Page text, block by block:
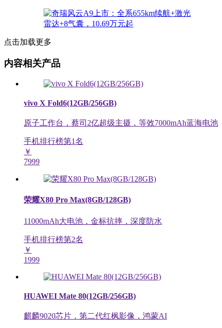
点击加载更多
内容相关产品
vivo X Fold6(12GB/256GB)
原子工作台，蔡司2亿超级主摄，等效7000mAh蓝海电池
手机排行榜第1名
￥
7999
荣耀X80 Pro Max(8GB/128GB)
11000mAh大电池，金标抗摔，深度防水
手机排行榜第2名
￥
1999
HUAWEI Mate 80(12GB/256GB)
麒麟9020芯片，第二代红枫影像，鸿蒙AI